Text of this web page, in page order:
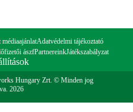
médiaajánlatAdatvédelmi tájékoztató
ászfPartnereinkJátékszabályzat
Hungary Zrt. © Minden jog
2026